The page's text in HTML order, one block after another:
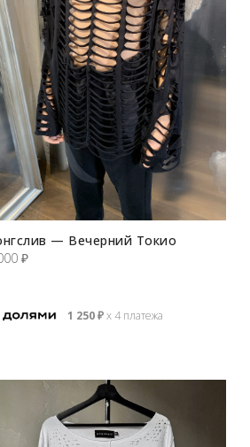
— Вечерний Токио
₽
1 250₽х 4 платежа